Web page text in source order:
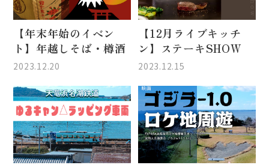
【年末年始のイベン
ト】年越しそば・樽酒
2023.12.20
【12月ライブキッチ
ン】ステーキSHOW
2023.12.15